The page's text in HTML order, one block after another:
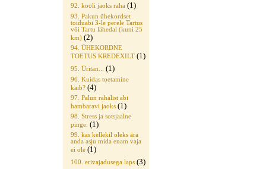
92. kooli jaoks raha (1)
93. Pakun ühekordset
toiduabi 3-le perele Tartus
või Tartu lähedal (kuni 25
km) (2)
94. ÜHEKORDNE
TOETUS KREDEXILT (1)
95. Üritan... (1)
96. Kuidas toetamine
käib? (4)
97. Palun rahalist abi
hambaravi jaoks (1)
98. Stress ja sotsjaalne
pinge. (1)
99. kas kellekil oleks ära
anda asju mida enam vaja
ei ole (1)
100. erivajadusega laps (3)